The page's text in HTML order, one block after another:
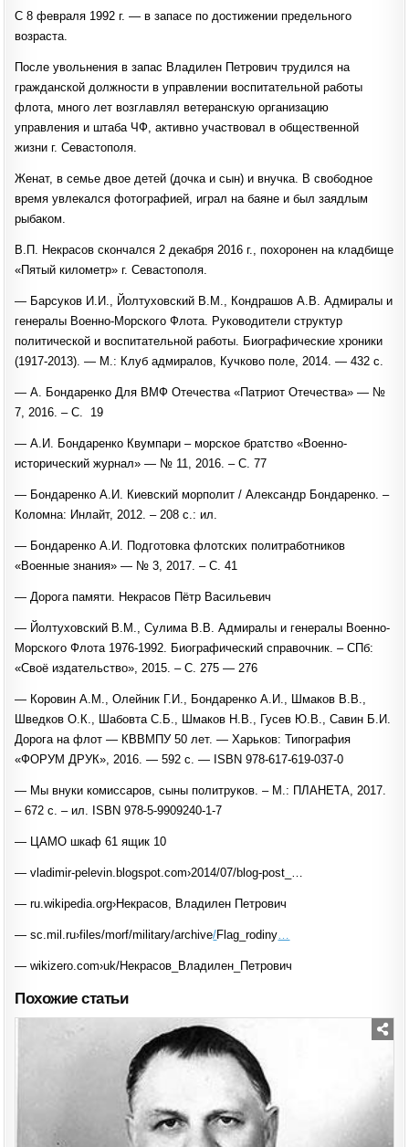
С 8 февраля 1992 г. — в запасе по достижении предельного
возраста.
После увольнения в запас Владилен Петрович трудился на
гражданской должности в управлении воспитательной работы
флота, много лет возглавлял ветеранскую организацию
управления и штаба ЧФ, активно участвовал в общественной
жизни г. Севастополя.
Женат, в семье двое детей (дочка и сын) и внучка. В свободное
время увлекался фотографией, играл на баяне и был заядлым
рыбаком.
В.П. Некрасов скончался 2 декабря 2016 г., похоронен на кладбище
«Пятый километр» г. Севастополя.
— Барсуков И.И., Йолтуховский В.М., Кондрашов А.В. Адмиралы и
генералы Военно-Морского Флота. Руководители структур
политической и воспитательной работы. Биографические хроники
(1917-2013). — М.: Клуб адмиралов, Кучково поле, 2014. — 432 с.
— А. Бондаренко Для ВМФ Отечества «Патриот Отечества» — №
7, 2016. – С. 19
— А.И. Бондаренко Квумпари – морское братство «Военно-
исторический журнал» — № 11, 2016. – С. 77
— Бондаренко А.И. Киевский морполит / Александр Бондаренко. –
Коломна: Инлайт, 2012. – 208 с.: ил.
— Бондаренко А.И. Подготовка флотских политработников
«Военные знания» — № 3, 2017. – С. 41
— Дорога памяти. Некрасов Пётр Васильевич
— Йолтуховский В.М., Сулима В.В. Адмиралы и генералы Военно-
Морского Флота 1976-1992. Биографический справочник. – СПб:
«Своё издательство», 2015. – С. 275 — 276
— Коровин А.М., Олейник Г.И., Бондаренко А.И., Шмаков В.В.,
Шведков О.К., Шабовта С.Б., Шмаков Н.В., Гусев Ю.В., Савин Б.И.
Дорога на флот — КВВМПУ 50 лет. — Харьков: Типография
«ФОРУМ ДРУК», 2016. — 592 с. — ISBN 978-617-619-037-0
— Мы внуки комиссаров, сыны политруков. – М.: ПЛАНЕТА, 2017.
– 672 с. – ил. ISBN 978-5-9909240-1-7
— ЦАМО шкаф 61 ящик 10
— vladimir-pelevin.blogspot.com›2014/07/blog-post_…
— ru.wikipedia.org›Некрасов, Владилен Петрович
— sc.mil.ru›files/morf/military/archive/Flag_rodiny…
— wikizero.com›uk/Некрасов_Владилен_Петрович
Похожие статьи
Posted
in